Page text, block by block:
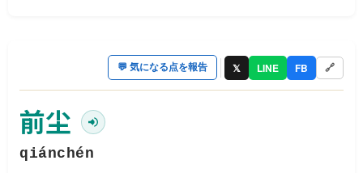
💬 気になる点を報告 𝕏 LINE FB 🔗
前尘
qiánchén